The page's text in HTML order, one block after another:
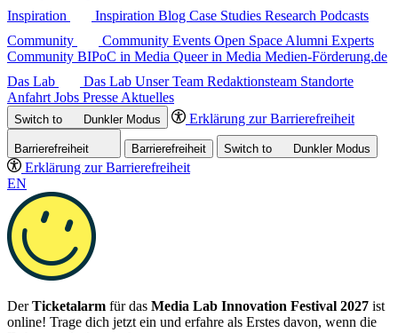
Inspiration
Inspiration Blog Case Studies Research Podcasts
Community
Community Events Open Space Alumni Experts
Community BIPoC in Media Queer in Media Medien-Förderung.de
Das Lab
Das Lab Unser Team Redaktionsteam Standorte
Anfahrt Jobs Presse Aktuelles
Switch to DunklerModus Erklärung zur Barrierefreiheit
Barrierefreiheit Barrierefreiheit Switch to DunklerModus
Erklärung zur Barrierefreiheit
EN
DerTicketalarm für das Media Lab Innovation Festival 2027 ist
online! Trage dich jetzt ein und erfahre als Erstes davon, wenn die